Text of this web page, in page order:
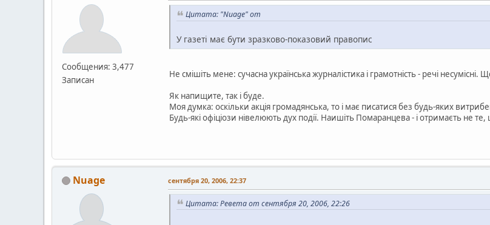
Сообщения: 3,477
Записан
Цитата: "Nuage" от
У газеті має бути зразково-показовий правопис
Не смішіть мене: сучасна українська журналістика і грамотність - речі несумісні.
Як напищите, так і буде.
Моя думка: оскільки акція громадянська, то і має писатися без будь-яких
Будь-які офіціози нівелюють дух події. Наишіть Помаранцева - і отримаєть не
Nuage сентября 20, 2006, 22:37
Цитата: Ревета от сентября 20, 2006, 22:26